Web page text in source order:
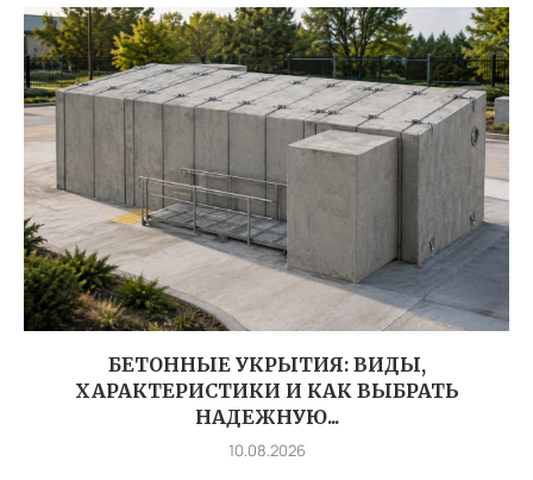
БЕТОННЫЕ УКРЫТИЯ: ВИДЫ,
ХАРАКТЕРИСТИКИ И КАК ВЫБРАТЬ
НАДЕЖНУЮ...
10.08.2026